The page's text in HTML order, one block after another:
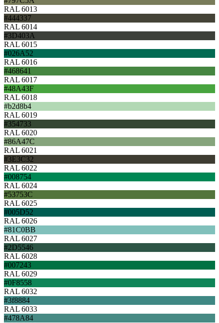
RAL 6013
#444337
RAL 6014
#3D403A
RAL 6015
#026A52
RAL 6016
#468641
RAL 6017
#48A43F
RAL 6018
#b2d8b4
RAL 6019
#354733
RAL 6020
#86A47C
RAL 6021
#3E3C32
RAL 6022
#008754
RAL 6024
#53753C
RAL 6025
#005D52
RAL 6026
#81C0BB
RAL 6027
#2D5546
RAL 6028
#007243
RAL 6029
#0F8558
RAL 6032
#3f8884
RAL 6033
#478A84